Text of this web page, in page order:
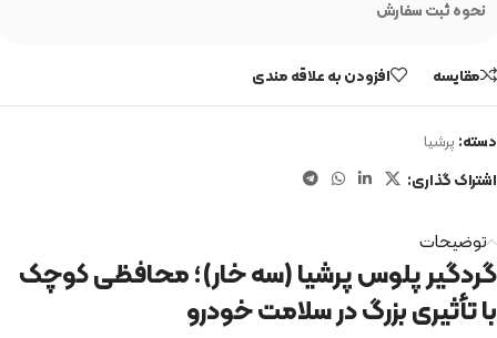
نحوه ثبت سفارش
مقایسه افزودن به علاقه مندی
دسته: پرشیا
اشتراک گذاری:
توضیحات
گردگیر پلوس پرشیا (سه خار)؛ محافظی کوچک
با تأثیری بزرگ در سلامت خودرو